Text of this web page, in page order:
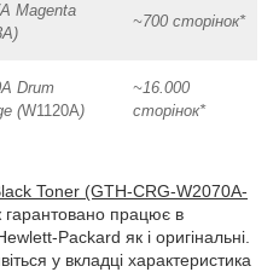
Magenta
~700 сторінок*
Drum
(W1120A)
~16.000
сторінок*
Toner (GTH-CRG-W2070A-
гарантовано працює в
Packard як і оригінальні.
у вкладці характеристика